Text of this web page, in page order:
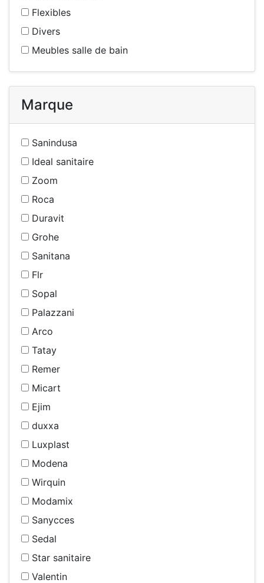
Flexibles
Divers
Meubles salle de bain
Marque
Sanindusa
Ideal sanitaire
Zoom
Roca
Duravit
Grohe
Sanitana
Flr
Sopal
Palazzani
Arco
Tatay
Remer
Micart
Ejim
duxxa
Luxplast
Modena
Wirquin
Modamix
Sanycces
Sedal
Star sanitaire
Valentin